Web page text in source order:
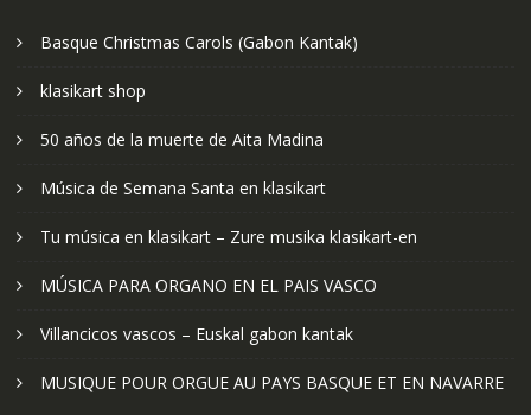
Basque Christmas Carols (Gabon Kantak)
klasikart shop
50 años de la muerte de Aita Madina
Música de Semana Santa en klasikart
Tu música en klasikart – Zure musika klasikart-en
MÚSICA PARA ORGANO EN EL PAIS VASCO
Villancicos vascos – Euskal gabon kantak
MUSIQUE POUR ORGUE AU PAYS BASQUE ET EN NAVARRE